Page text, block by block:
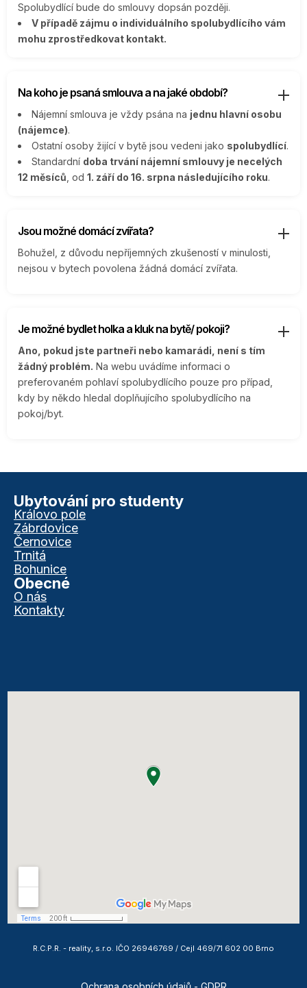
Spolubydlící bude do smlouvy dopsán později.
V případě zájmu o individuálního spolubydlícího vám
mohu zprostředkovat kontakt.
Na koho je psaná smlouva a na jaké období?
Nájemní smlouva je vždy psána na jednu hlavní osobu
(nájemce).
Ostatní osoby žijící v bytě jsou vedeni jako spolubydlící.
Standardní doba trvání nájemní smlouvy je necelých
12 měsíců , od 1. září do 16. srpna následujícího roku.
Jsou možné domácí zvířata?
Bohužel, z důvodu nepříjemných zkušeností v minulosti,
nejsou v bytech povolena žádná domácí zvířata.
Je možné bydlet holka a kluk na bytě/ pokoji?
Ano, pokud jste partneři nebo kamarádi, není s tím
žádný problém. Na webu uvádíme informaci o
preferovaném pohlaví spolubydlícího pouze pro případ,
kdy by někdo hledal doplňujícího spolubydlícího na
pokoj/byt.
Ubytování pro studenty
Královo pole
Zábrdovice
Černovice
Trnitá
Bohunice
Obecné
O nás
Kontakty
R.C.P.R. - reality, s.r.o. IČO 26946769 / Cejl 469/71 602 00 Brno